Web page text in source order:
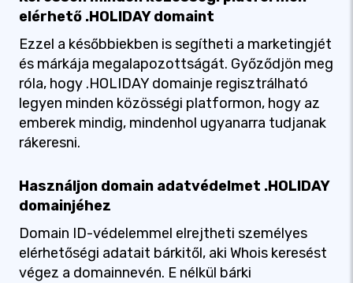
elérhető .HOLIDAY domaint
Ezzel a későbbiekben is segítheti a marketingjét
és márkája megalapozottságát. Győződjön meg
róla, hogy .HOLIDAY domainje regisztrálható
legyen minden közösségi platformon, hogy az
emberek mindig, mindenhol ugyanarra tudjanak
rákeresni.
Használjon domain adatvédelmet .HOLIDAY
domainjéhez
Domain ID-védelemmel elrejtheti személyes
elérhetőségi adatait bárkitől, aki Whois keresést
végez a domainnevén. E nélkül bárki